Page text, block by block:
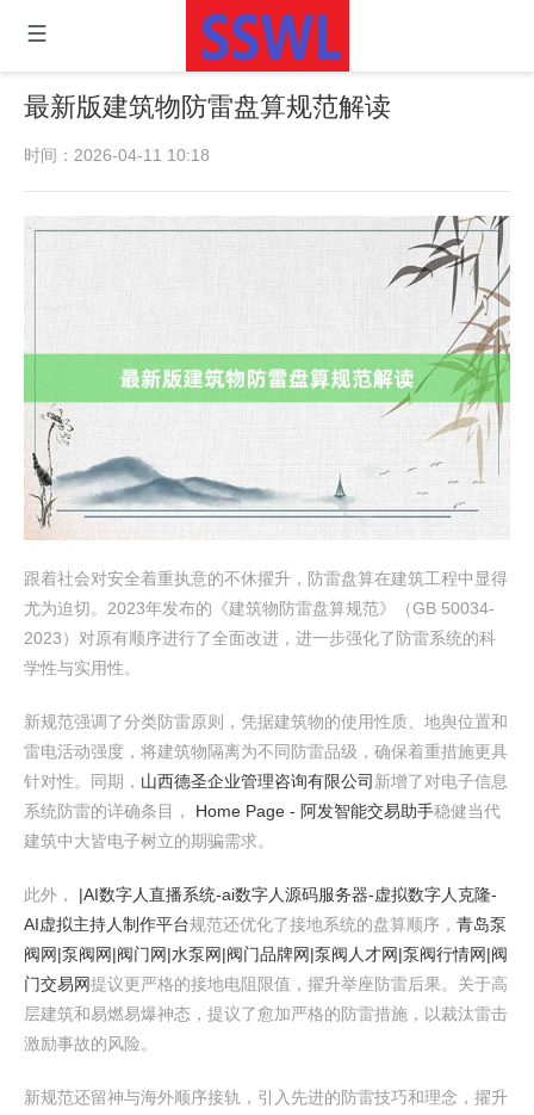
最新版建筑物防雷盘算规范解读
时间：2026-04-11 10:18
跟着社会对安全着重执意的不休擢升，防雷盘算在建筑工程中显得
尤为迫切。2023年发布的《建筑物防雷盘算规范》（GB 50034-
2023）对原有顺序进行了全面改进，进一步强化了防雷系统的科
学性与实用性。
新规范强调了分类防雷原则，凭据建筑物的使用性质、地舆位置和
雷电活动强度，将建筑物隔离为不同防雷品级，确保着重措施更具
针对性。同期， 山西德圣企业管理咨询有限公司 新增了对电子信息
系统防雷的详确条目， Home Page - 阿发智能交易助手稳健当代
建筑中大皆电子树立的期骗需求。
此外， |AI数字人直播系统-ai数字人源码服务器-虚拟数字人克隆-
AI虚拟主持人制作平台规范还优化了接地系统的盘算顺序， 青岛泵
阀网|泵阀网|阀门网|水泵网|阀门品牌网|泵阀人才网|泵阀行情网|阀
门交易网提议更严格的接地电阻限值，擢升举座防雷后果。关于高
层建筑和易燃易爆神态，提议了愈加严格的防雷措施，以裁汰雷击
激励事故的风险。
新规范还留神与海外顺序接轨，引入先进的防雷技巧和理念，擢升